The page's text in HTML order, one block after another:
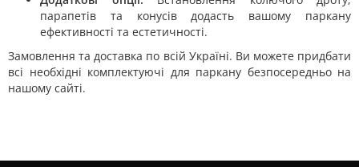
парапетів та конусів додасть вашому паркану
ефективності та естетичності.
Замовлення та доставка по всій Україні. Ви можете придбати
всі необхідні комплектуючі для паркану безпосередньо на
нашому сайті.